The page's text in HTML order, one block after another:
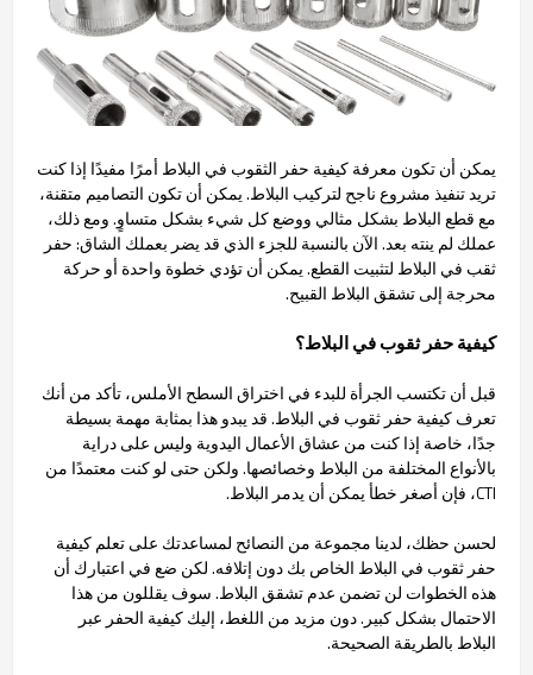
يمكن أن تكون معرفة كيفية حفر الثقوب في البلاط أمرًا مفيدًا إذا كنت
تريد تنفيذ مشروع ناجح لتركيب البلاط. يمكن أن تكون التصاميم متقنة،
مع قطع البلاط بشكل مثالي ووضع كل شيء بشكل متساوٍ. ومع ذلك،
عملك لم ينته بعد. الآن بالنسبة للجزء الذي قد يضر بعملك الشاق: حفر
ثقب في البلاط لتثبيت القطع. يمكن أن تؤدي خطوة واحدة أو حركة
محرجة إلى تشقق البلاط القبيح.
كيفية حفر ثقوب في البلاط؟
قبل أن تكتسب الجرأة للبدء في اختراق السطح الأملس، تأكد من أنك
تعرف كيفية حفر ثقوب في البلاط. قد يبدو هذا بمثابة مهمة بسيطة
جدًا، خاصة إذا كنت من عشاق الأعمال اليدوية وليس على دراية
بالأنواع المختلفة من البلاط وخصائصها. ولكن حتى لو كنت معتمدًا من
CTI، فإن أصغر خطأ يمكن أن يدمر البلاط.
لحسن حظك، لدينا مجموعة من النصائح لمساعدتك على تعلم كيفية
حفر ثقوب في البلاط الخاص بك دون إتلافه. لكن ضع في اعتبارك أن
هذه الخطوات لن تضمن عدم تشقق البلاط. سوف يقللون من هذا
الاحتمال بشكل كبير. دون مزيد من اللغط، إليك كيفية الحفر عبر
البلاط بالطريقة الصحيحة.